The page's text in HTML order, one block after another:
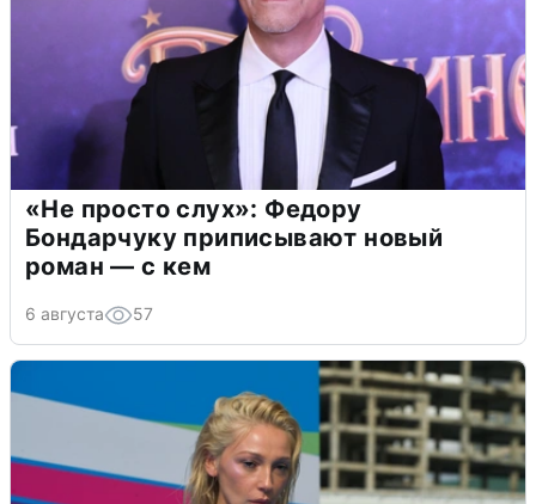
«Не просто слух»: Федору
Бондарчуку приписывают новый
роман — с кем
6 августа 57